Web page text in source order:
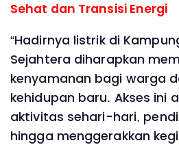
Sehat dan Transisi Energi
“Hadirnya listrik di
Sejahtera diharapkan
kenyamanan bagi warga
kehidupan baru. Akses ini
aktivitas sehari-hari,
hingga menggerakkan